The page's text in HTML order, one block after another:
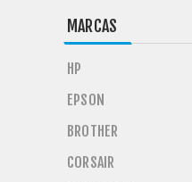
MARCAS
HP
EPSON
BROTHER
CORSAIR